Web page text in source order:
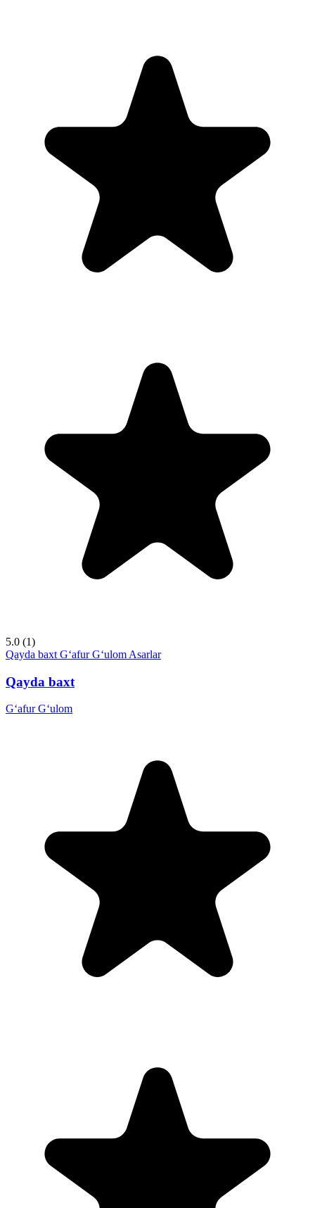
5.0 (1)
Qayda baxt G‘afur G‘ulom Asarlar
Qayda baxt
G‘afur G‘ulom